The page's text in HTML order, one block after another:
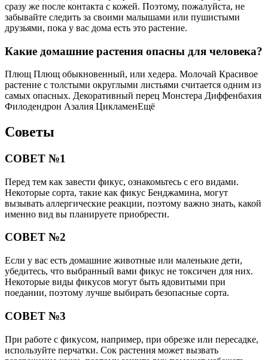
сразу же после контакта с кожей. Поэтому, пожалуйста, не
забывайте следить за своими малышами или пушистыми
друзьями, пока у вас дома есть это растение.
Какие домашние растения опасны для человека?
Плющ Плющ обыкновенный, или хедера. Молочай Красивое
растение с толстыми округлыми листьями считается одним из
самых опасных. Декоративный перец Монстера Диффенбахия
Филодендрон Азалия ЦикламенЕщё
Советы
СОВЕТ №1
Перед тем как завести фикус, ознакомьтесь с его видами.
Некоторые сорта, такие как фикус Бенджамина, могут
вызывать аллергические реакции, поэтому важно знать, какой
именно вид вы планируете приобрести.
СОВЕТ №2
Если у вас есть домашние животные или маленькие дети,
убедитесь, что выбранный вами фикус не токсичен для них.
Некоторые виды фикусов могут быть ядовитыми при
поедании, поэтому лучше выбирать безопасные сорта.
СОВЕТ №3
При работе с фикусом, например, при обрезке или пересадке,
используйте перчатки. Сок растения может вызвать